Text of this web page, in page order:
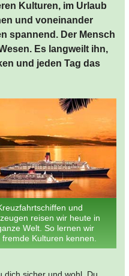
Kulturen, im Urlaub
und voneinander
spannend. Der Mensch
Es langweilt ihn,
und jeden Tag das
und
reisen wir heute in
Welt. So lernen wir
fremde Kulturen kennen.